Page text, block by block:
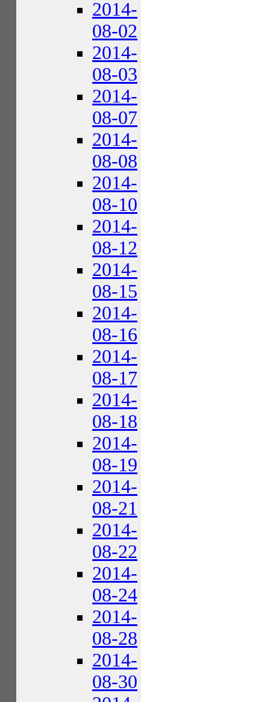
2014-
08-02
2014-
08-03
2014-
08-07
2014-
08-08
2014-
08-10
2014-
08-12
2014-
08-15
2014-
08-16
2014-
08-17
2014-
08-18
2014-
08-19
2014-
08-21
2014-
08-22
2014-
08-24
2014-
08-28
2014-
08-30